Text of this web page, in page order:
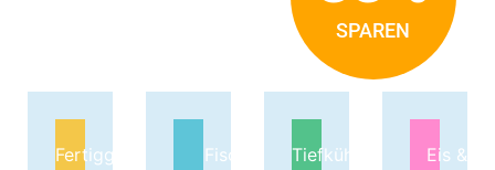
SPAREN
Fertiggerichte
Fisch &
Tiefkühlgemüse
Eis &